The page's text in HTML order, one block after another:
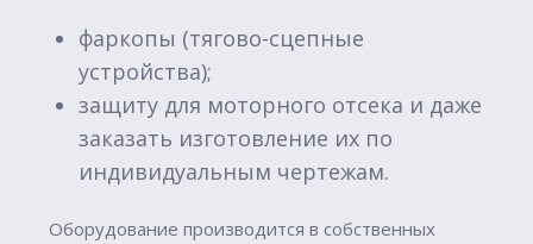
фаркопы (тягово-сцепные
устройства);
защиту для моторного отсека и даже
заказать изготовление их по
индивидуальным чертежам.
Оборудование производится в собственных